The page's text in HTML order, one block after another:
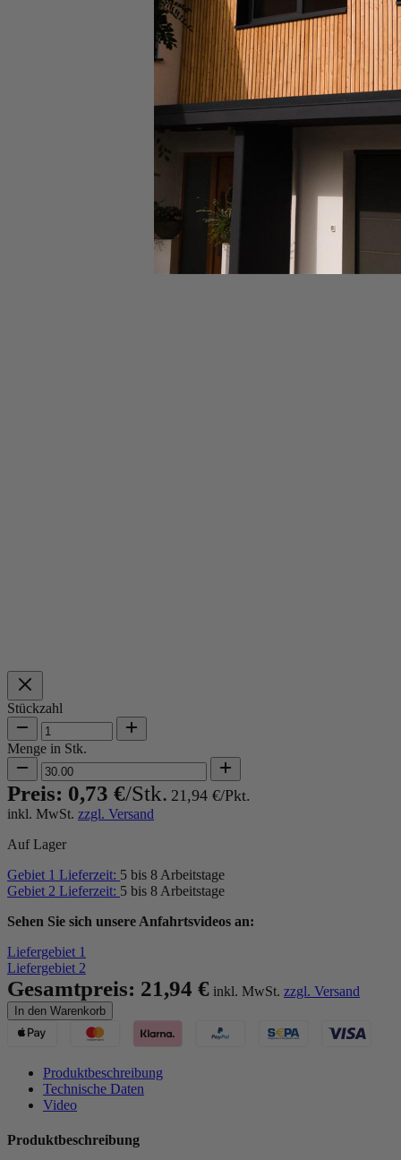
Stückzahl
Menge in Stk.
Preis: 0,73 € 21,94 €
inkl. MwSt. zzgl. Versand
Auf Lager
Gebiet 1 Lieferzeit: 5 bis 8 Arbeitstage
Gebiet 2 Lieferzeit: 5 bis 8 Arbeitstage
Sehen Sie sich unsere Anfahrtsvideos an:
Liefergebiet 1
Liefergebiet 2
Gesamtpreis: 21,94 € inkl. MwSt. zzgl. Versand
In den Warenkorb
Produktbeschreibung
Technische Daten
Video
Produktbeschreibung